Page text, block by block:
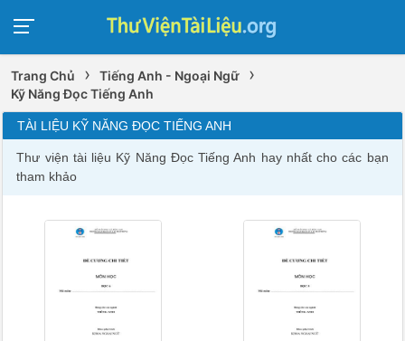
Trang Chủ › Tiếng Anh - Ngoại Ngữ ›
Kỹ Năng Đọc Tiếng Anh
TÀI LIỆU KỸ NĂNG ĐỌC TIẾNG ANH
Thư viện tài liệu Kỹ Năng Đọc Tiếng Anh hay nhất cho các bạn
tham khảo